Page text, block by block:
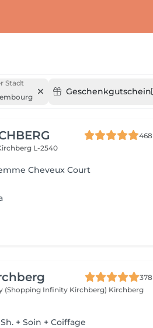
Stadt
Geschenkgutschein
468
L-2540
Cheveux Court
378
(Shopping Infinity Kirchberg) Kirchberg
+ Soin + Coiffage